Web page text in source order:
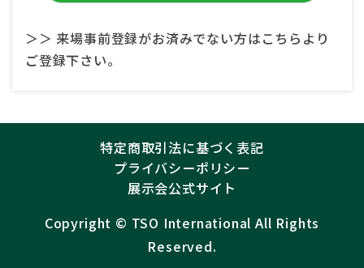
＞＞ 来場事前登録がお済みでない方はこちらより
ご登録下さい。
特定商取引法に基づく表記
プライバシーポリシー
展示会公式サイト
Copyright ©︎ TSO International All Rights
Reserved.